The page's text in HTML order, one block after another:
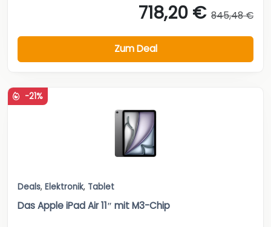
718,20 € 845,48 €
Zum Deal
-21%
Deals, Elektronik, Tablet
Das Apple iPad Air 11″ mit M3-Chip